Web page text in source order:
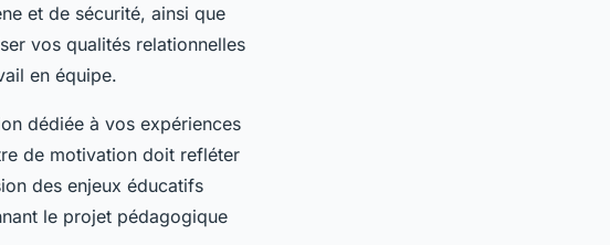
et de sécurité, ainsi que
vos qualités relationnelles
en équipe.
dédiée à vos expériences
de motivation doit refléter
des enjeux éducatifs
le projet pédagogique